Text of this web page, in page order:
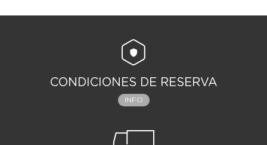
CONDICIONES DE RESERVA
INFO